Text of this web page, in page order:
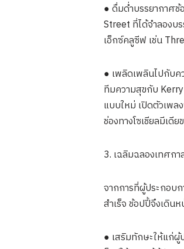
● ดื่มด่ำบรรยากาศ
Street ที่ได้จำลอง
เอ็กซ์คลูซีฟ เช่น
● เพลิดเพลินไปกับ
ทีมความสุขกับ
แบบใหม่ เปิดตัวเพ
ช่องทางโซเชียลมีเดี
3. เฉลิมฉลองเทศก
จากการที่ผู้ประกอบ
สำเร็จ ช้อปปี้จึงเดิน
● เสริมทักษะให้แก่ผู้